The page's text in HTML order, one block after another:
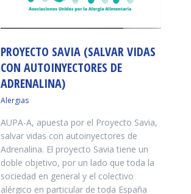
PROYECTO SAVIA (SALVAR VIDAS
CON AUTOINYECTORES DE
ADRENALINA)
Alergias
AUPA-A, apuesta por el Proyecto Savia,
salvar vidas con autoinyectores de
Adrenalina. El proyecto Savia tiene un
doble objetivo, por un lado que toda la
sociedad en general y el colectivo
alérgico en particular de toda España